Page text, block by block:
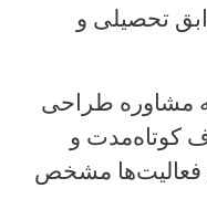
تحصیلی و
مشاوره طراحی
کوتاه‌مدت و
فعالیت‌ها مشخص